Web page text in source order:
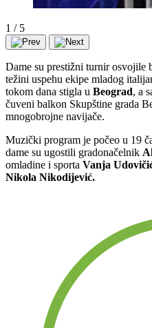
1 / 5
Dame su prestižni turnir osvojile
težini uspehu ekipe mladog
tokom dana stigla u Beograd, a
čuveni balkon Skupštine grada
mnogobrojne navijače.
Muzički program je počeo u 19
dame su ugostili gradonačelnik
omladine i sporta Vanja
Nikola Nikodijević.